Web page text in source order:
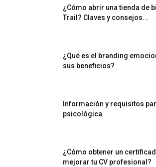
¿Cómo abrir una tienda de
Trail? Claves y consejos...
¿Qué es el branding
sus beneficios?
Información y requisitos
psicológica
¿Cómo obtener un
mejorar tu CV profesional?